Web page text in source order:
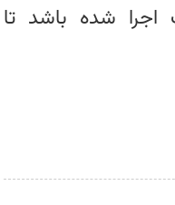
شده باشد تا